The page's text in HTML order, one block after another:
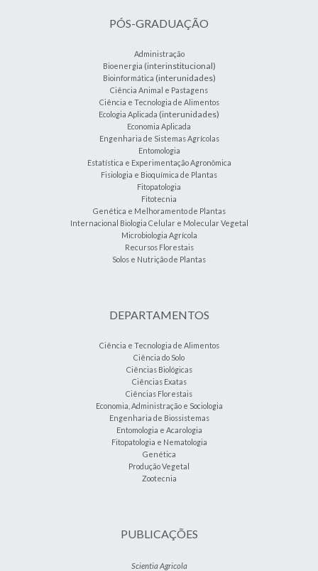
PÓS-GRADUAÇÃO
Administração
Bioenergia (interinstitucional)
Bioinformática (interunidades)
Ciência Animal e Pastagens
Ciência e Tecnologia de Alimentos
Ecologia Aplicada (interunidades)
Economia Aplicada
Engenharia de Sistemas Agrícolas
Entomologia
Estatística e Experimentação Agronômica
Fisiologia e Bioquímica de Plantas
Fitopatologia
Fitotecnia
Genética e Melhoramento de Plantas
Internacional Biologia Celular e Molecular Vegetal
Microbiologia Agrícola
Recursos Florestais
Solos e Nutrição de Plantas
DEPARTAMENTOS
Ciência e Tecnologia de Alimentos
Ciência do Solo
Ciências Biológicas
Ciências Exatas
Ciências Florestais
Economia, Administração e Sociologia
Engenharia de Biossistemas
Entomologia e Acarologia
Fitopatologia e Nematologia
Genética
Produção Vegetal
Zootecnia
PUBLICAÇÕES
Scientia Agricola